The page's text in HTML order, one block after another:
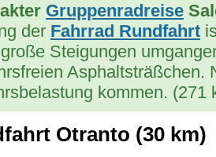
Gruppenradreise
der Fahrrad Rundfahrt
Steigungen
Asphaltsträßchen.
kommen. (271
Otranto (30 km)